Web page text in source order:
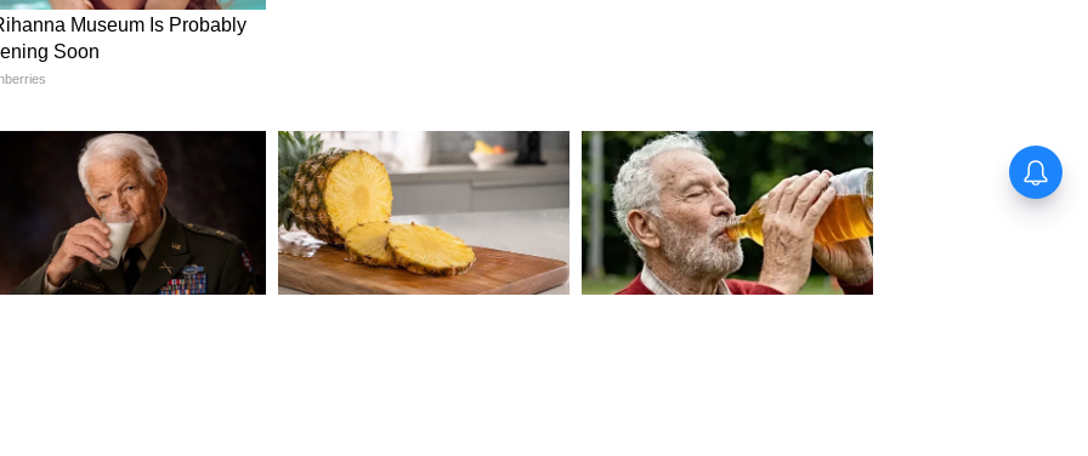
শুরু, মতামত সংগ্রহ চলছে
কর্মচারী সংগঠন এবং পেনশন
শুরু করেছে। কর্মীদের বেতন ও পেনশন